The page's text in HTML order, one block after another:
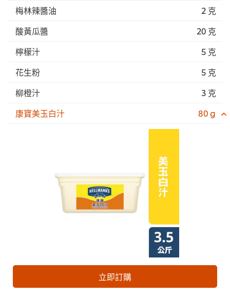
梅林辣醬油
2 克
酸黃瓜醬
20 克
檸檬汁
5 克
花生粉
5 克
柳橙汁
3 克
康寶美玉白汁
80 g
立即訂購